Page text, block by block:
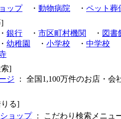
ップ・ 動物病院 ・ ペット葬
]
銀行 ・ 市区町村機関 ・ 図書
幼稚園 ・ 小学校 ・ 中学校
]
ジ ： 全国1,100万件のお店・
る]
ョップ： こだわり検索メニュ